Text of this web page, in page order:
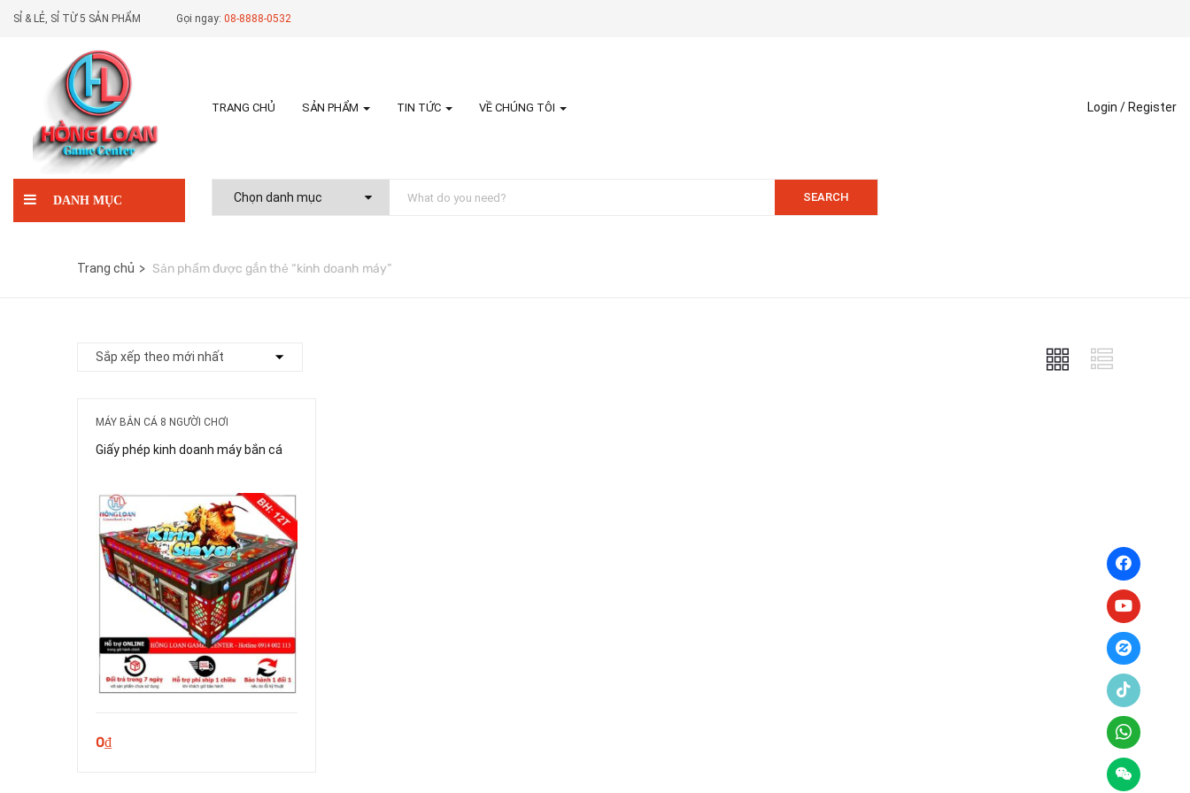
SỈ & LẺ, SỈ TỪ 5 SẢN PHẨM Gọi ngay: 08-8888-0532
TRANG CHỦ SẢN PHẨM TIN TỨC VỀ CHÚNG TÔI Login / Register
DANH MỤC SEARCH
Trang chủ Sản phẩm được gắn thẻ “kinh doanh máy”
MÁY BẮN CÁ 8 NGƯỜI CHƠI
Giấy phép kinh doanh máy bắn cá
0₫